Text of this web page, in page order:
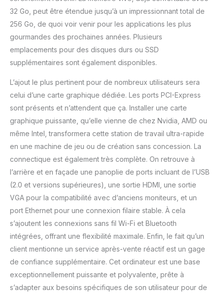
32 Go, peut être étendue jusqu’à un impressionnant total de
256 Go, de quoi voir venir pour les applications les plus
gourmandes des prochaines années. Plusieurs
emplacements pour des disques durs ou SSD
supplémentaires sont également disponibles.
L’ajout le plus pertinent pour de nombreux utilisateurs sera
celui d’une carte graphique dédiée. Les ports PCI-Express
sont présents et n’attendent que ça. Installer une carte
graphique puissante, qu’elle vienne de chez Nvidia, AMD ou
même Intel, transformera cette station de travail ultra-rapide
en une machine de jeu ou de création sans concession. La
connectique est également très complète. On retrouve à
l’arrière et en façade une panoplie de ports incluant de l’USB
(2.0 et versions supérieures), une sortie HDMI, une sortie
VGA pour la compatibilité avec d’anciens moniteurs, et un
port Ethernet pour une connexion filaire stable. À cela
s’ajoutent les connexions sans fil Wi-Fi et Bluetooth
intégrées, offrant une flexibilité maximale. Enfin, le fait qu’un
client mentionne un service après-vente réactif est un gage
de confiance supplémentaire. Cet ordinateur est une base
exceptionnellement puissante et polyvalente, prête à
s’adapter aux besoins spécifiques de son utilisateur pour de